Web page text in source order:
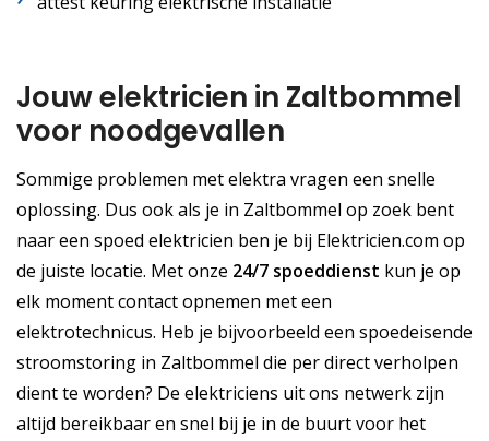
Jouw elektricien in Zaltbommel
voor noodgevallen
Sommige problemen met elektra vragen een snelle
oplossing. Dus ook als je in Zaltbommel op zoek bent
naar een spoed elektricien ben je bij Elektricien.com op
de juiste locatie. Met onze 24/7 spoeddienst kun je op
elk moment contact opnemen met een
elektrotechnicus. Heb je bijvoorbeeld een spoedeisende
stroomstoring in Zaltbommel die per direct verholpen
dient te worden? De elektriciens uit ons netwerk zijn
altijd bereikbaar en snel bij je in de buurt voor het